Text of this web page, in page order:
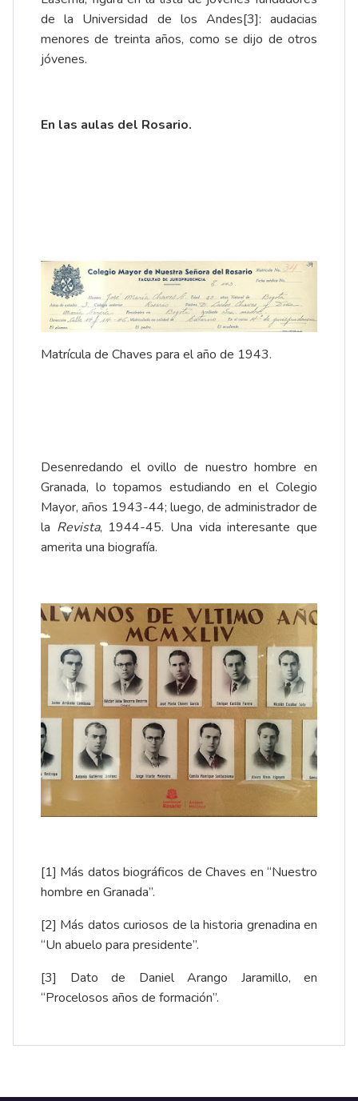
de la Universidad de los Andes[3]: audacias
menores de treinta años, como se dijo de otros
jóvenes.
En las aulas del Rosario.
Matrícula de Chaves para el año de 1943.
Desenredando el ovillo de nuestro hombre en
Granada, lo topamos estudiando en el Colegio
Mayor, años 1943-44; luego, de administrador de
la Revista, 1944-45. Una vida interesante que
amerita una biografía.
[1] Más datos biográficos de Chaves en “Nuestro
hombre en Granada”.
[2] Más datos curiosos de la historia grenadina en
“Un abuelo para presidente”.
[3] Dato de Daniel Arango Jaramillo, en
“Procelosos años de formación”.